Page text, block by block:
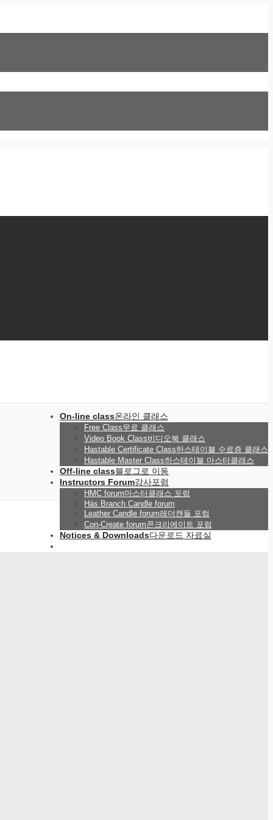
On-line class온라인 클래스
Free Class무료 클래스
Video Book Class비디오북 클래스
Hastable Certificate Class하스테이블 수료증 클래스
Hastable Master Class하스테이블 마스터클래스
Off-line class블로그로 이동
Instructors Forum강사포럼
HMC forum마스터클래스 포럼
Hás Branch Candle forum
Leather Candle forum레더캔들 포럼
Con-Create forum콘크리에이트 포럼
Notices & Downloads다운로드 자료실